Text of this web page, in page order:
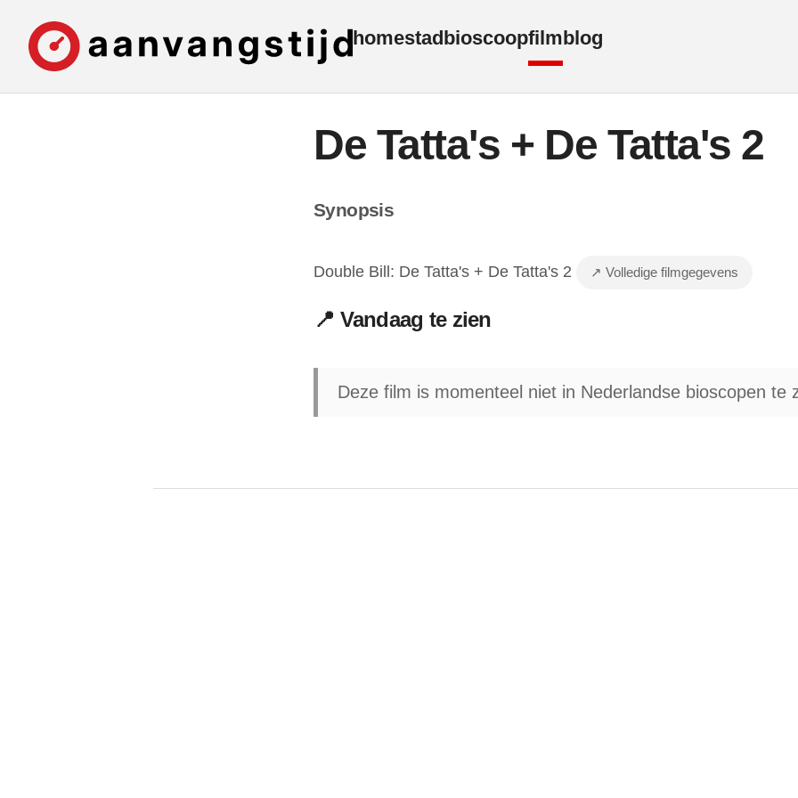
homestadbioscoopfilmblog
De Tatta's + De Tatta's 2
Synopsis
Double Bill: De Tatta's + De Tatta's 2 ↗ Volledige filmgegevens
📍 Vandaag te zien
Deze film is momenteel niet in Nederlandse bioscopen te